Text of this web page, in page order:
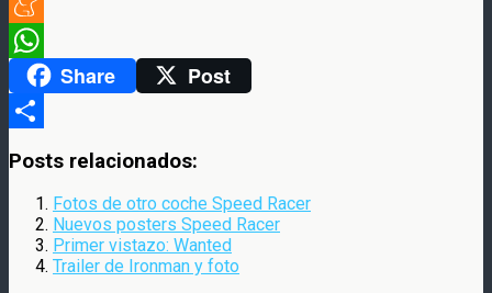
Twitter
Meneame
WhatsAppShare Post
Posts relacionados:
Fotos de otro coche Speed Racer
Nuevos posters Speed Racer
Primer vistazo: Wanted
Trailer de Ironman y foto